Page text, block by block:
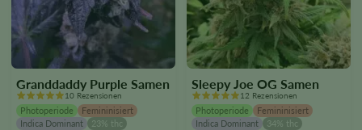
Granddaddy Purple Samen
10 Rezensionen
Photoperiode
Femininisiert
Indica Dominant
23% thc
Sleepy Joe OG Samen
12 Rezensionen
Photoperiode
Femininisiert
Indica Dominant
34% thc